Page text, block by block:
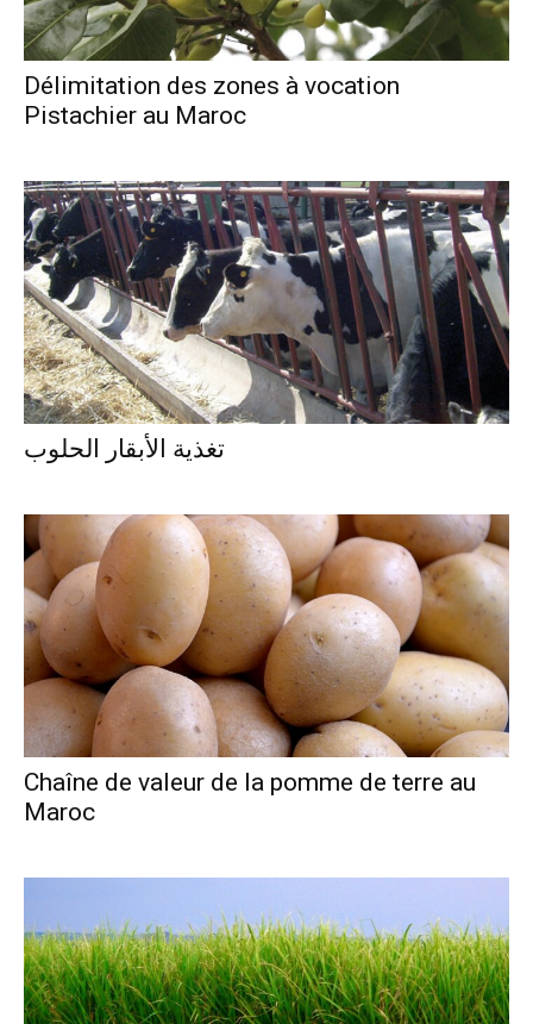
Délimitation des zones à vocation
Pistachier au Maroc
تغذية الأبقار الحلوب
Chaîne de valeur de la pomme de terre au
Maroc